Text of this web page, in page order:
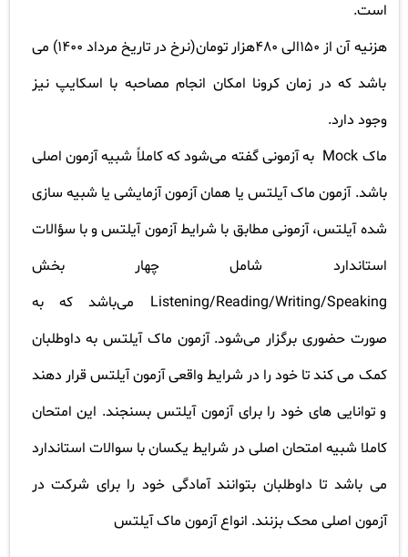
است.
هزنیه آن از 150الی 480هزار تومان(نرخ در تاریخ مرداد 1400) می
باشد که در زمان کرونا امکان انجام مصاحبه با اسکایپ نیز
وجود دارد.
ماک Mock به آزمونی گفته می‌شود که کاملاً شبیه آزمون اصلی
باشد. آزمون ماک آیلتس یا همان آزمون آزمایشی یا شبیه سازی
شده آیلتس، آزمونی مطابق با شرایط آزمون آیلتس و با سؤالات
استاندارد شامل چهار بخش
Listening/Reading/Writing/Speaking
می‌باشد که به
صورت حضوری برگزار می‌شود. آزمون ماک آیلتس به داوطلبان
کمک می کند تا خود را در شرایط واقعی آزمون آیلتس قرار دهند
و توانایی های خود را برای آزمون آیلتس بسنجند. این امتحان
کاملا شبیه امتحان اصلی در شرایط یکسان با سوالات استاندارد
می باشد تا داوطلبان بتوانند آمادگی خود را برای شرکت در
آزمون اصلی محک بزنند. انواع آزمون ماک آیلتس